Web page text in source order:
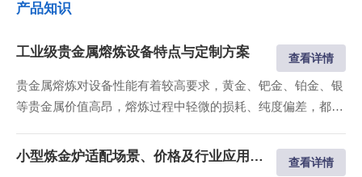
产品知识
工业级贵金属熔炼设备特点与定制方案 查看详情
贵金属熔炼对设备性能有着较高要求，黄金、钯金、铂金、银
等贵金属价值高昂，熔炼过程中轻微的损耗、纯度偏差，都会
纯度、控制损耗、提升产能的核心关键。洛阳万乐电力设备有
限公司专注工业级贵金属中频熔炼设备研发制造，产品覆盖国
小型炼金炉适配场景、价格及行业应用详解 查看详情